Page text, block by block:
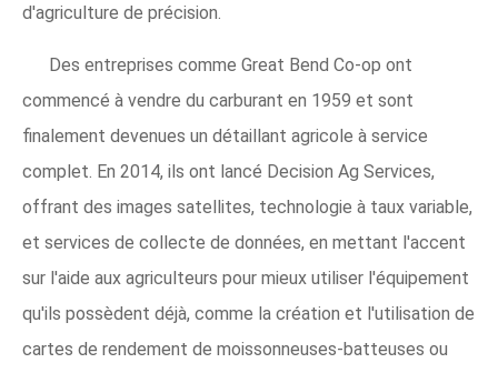
d'agriculture de précision.
Des entreprises comme Great Bend Co-op ont
commencé à vendre du carburant en 1959 et sont
finalement devenues un détaillant agricole à service
complet. En 2014, ils ont lancé Decision Ag Services,
offrant des images satellites, technologie à taux variable,
et services de collecte de données, en mettant l'accent
sur l'aide aux agriculteurs pour mieux utiliser l'équipement
qu'ils possèdent déjà, comme la création et l'utilisation de
cartes de rendement de moissonneuses-batteuses ou